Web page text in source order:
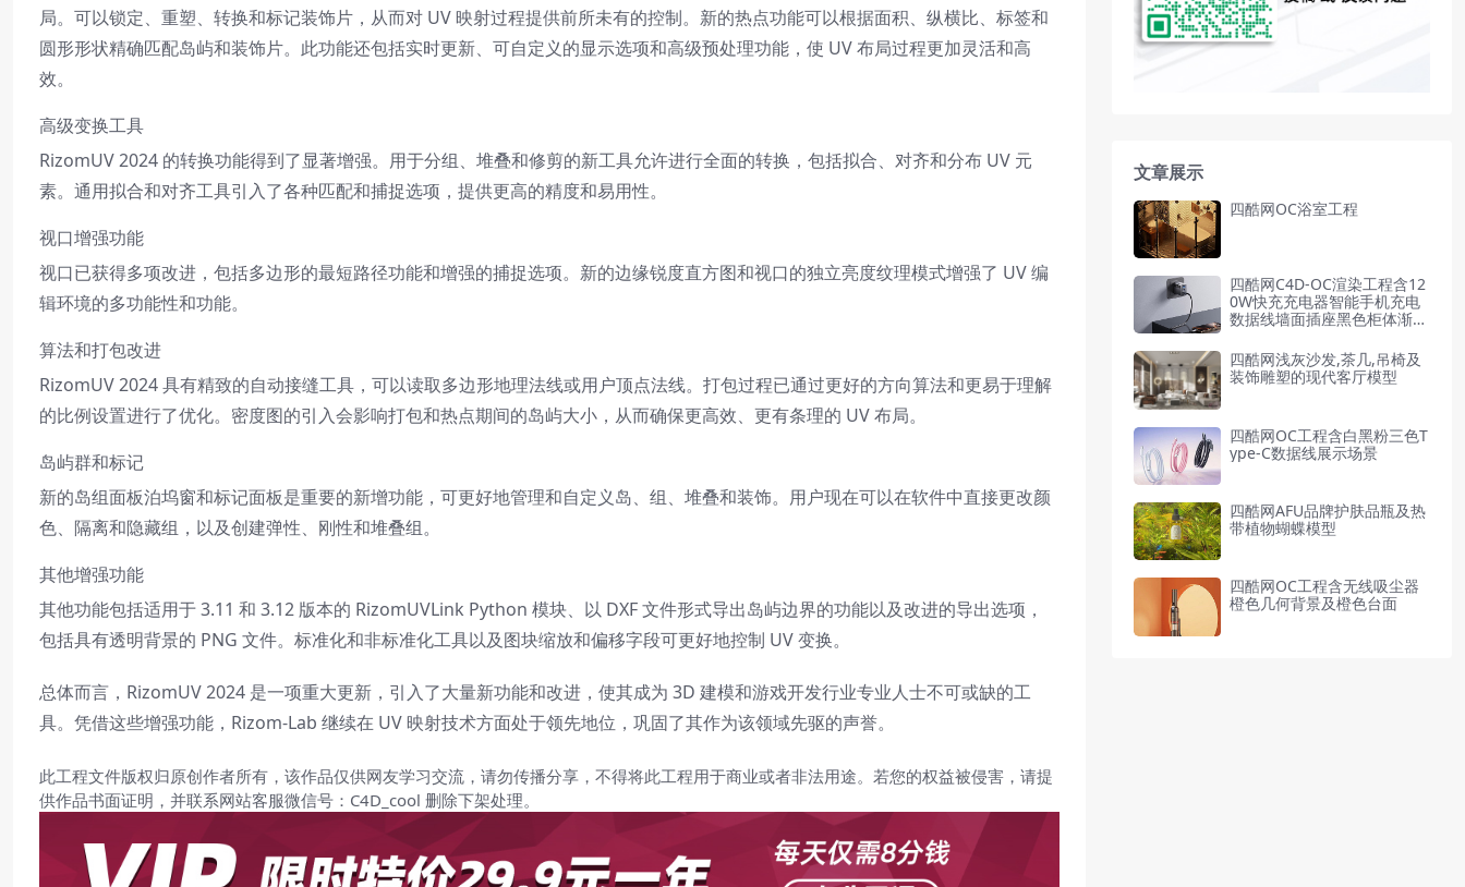
局。可以锁定、重塑、转换和标记装饰片，从而对 UV 映射过程提供前所未有的控制。新的热点功能可以根据面积、纵横比、标签和
圆形形状精确匹配岛屿和装饰片。此功能还包括实时更新、可自定义的显示选项和高级预处理功能，使 UV 布局过程更加灵活和高
效。
高级变换工具
RizomUV 2024 的转换功能得到了显著增强。用于分组、堆叠和修剪的新工具允许进行全面的转换，包括拟合、对齐和分布 UV 元
素。通用拟合和对齐工具引入了各种匹配和捕捉选项，提供更高的精度和易用性。
视口增强功能
视口已获得多项改进，包括多边形的最短路径功能和增强的捕捉选项。新的边缘锐度直方图和视口的独立亮度纹理模式增强了 UV 编
辑环境的多功能性和功能。
算法和打包改进
RizomUV 2024 具有精致的自动接缝工具，可以读取多边形地理法线或用户顶点法线。打包过程已通过更好的方向算法和更易于理解
的比例设置进行了优化。密度图的引入会影响打包和热点期间的岛屿大小，从而确保更高效、更有条理的 UV 布局。
岛屿群和标记
新的岛组面板泊坞窗和标记面板是重要的新增功能，可更好地管理和自定义岛、组、堆叠和装饰。用户现在可以在软件中直接更改颜
色、隔离和隐藏组，以及创建弹性、刚性和堆叠组。
其他增强功能
其他功能包括适用于 3.11 和 3.12 版本的 RizomUVLink Python 模块、以 DXF 文件形式导出岛屿边界的功能以及改进的导出选项，
包括具有透明背景的 PNG 文件。标准化和非标准化工具以及图块缩放和偏移字段可更好地控制 UV 变换。
总体而言，RizomUV 2024 是一项重大更新，引入了大量新功能和改进，使其成为 3D 建模和游戏开发行业专业人士不可或缺的工
具。凭借这些增强功能，Rizom-Lab 继续在 UV 映射技术方面处于领先地位，巩固了其作为该领域先驱的声誉。
此工程文件版权归原创作者所有，该作品仅供网友学习交流，请勿传播分享，不得将此工程用于商业或者非法用途。若您的权益被侵害，请提
供作品书面证明，并联系网站客服微信号：C4D_cool 删除下架处理。
文章展示
四酷网OC浴室工程
四酷网C4D-OC渲染工程含12
0W快充充电器智能手机充电
数据线墙面插座黑色柜体渐变
四酷网浅灰沙发,茶几,吊椅及
装饰雕塑的现代客厅模型
四酷网OC工程含白黑粉三色T
ype-C数据线展示场景
四酷网AFU品牌护肤品瓶及热
带植物蝴蝶模型
四酷网OC工程含无线吸尘器
橙色几何背景及橙色台面